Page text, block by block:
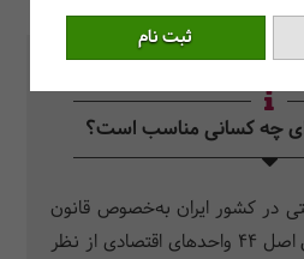
چه کسانی مناسب است؟
در کشور ایران به‌خصوص قانون
اساسی و به طور مشخص اصل 44 واحدهای اقتصادی از نظر